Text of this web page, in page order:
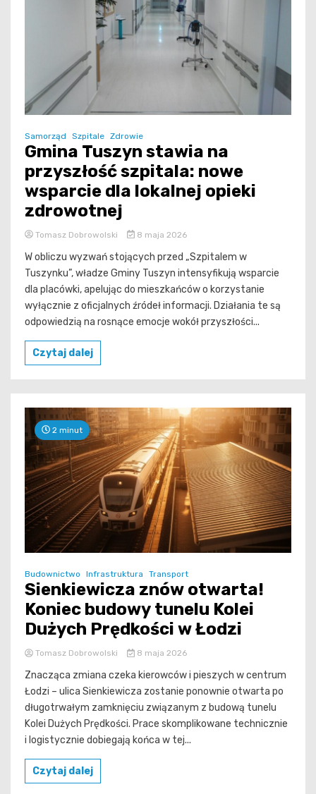
Samorząd Szpitale Zdrowie
Gmina Tuszyn stawia na
przyszłość szpitala: nowe
wsparcie dla lokalnej opieki
zdrowotnej
Tomasz Dobrowolski 8 maja 2026
W obliczu wyzwań stojących przed „Szpitalem w
Tuszynku”, władze Gminy Tuszyn intensyfikują wsparcie
dla placówki, apelując do mieszkańców o korzystanie
wyłącznie z oficjalnych źródeł informacji. Działania te są
odpowiedzią na rosnące emocje wokół przyszłości...
Czytaj dalej
2 minut
Budownictwo Infrastruktura Transport
Sienkiewicza znów otwarta!
Koniec budowy tunelu Kolei
Dużych Prędkości w Łodzi
Tomasz Dobrowolski 8 maja 2026
Znacząca zmiana czeka kierowców i pieszych w centrum
Łodzi – ulica Sienkiewicza zostanie ponownie otwarta po
długotrwałym zamknięciu związanym z budową tunelu
Kolei Dużych Prędkości. Prace skomplikowane technicznie
i logistycznie dobiegają końca w tej...
Czytaj dalej